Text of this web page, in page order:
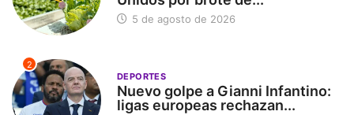
5 de agosto de 2026
2
DEPORTES
Nuevo golpe a Gianni Infantino:
ligas europeas rechazan...